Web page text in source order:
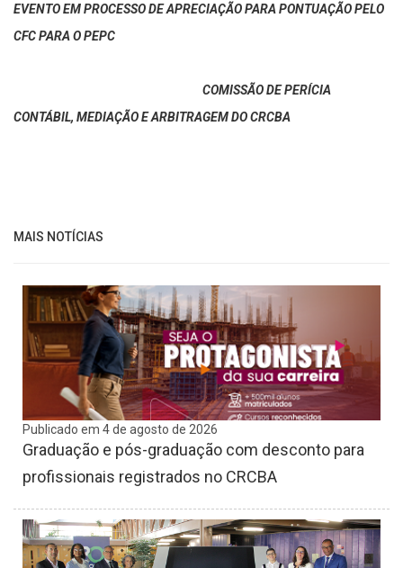
EVENTO EM PROCESSO DE APRECIAÇÃO PARA PONTUAÇÃO PELO
CFC PARA O PEPC
COMISSÃO DE PERÍCIA
CONTÁBIL, MEDIAÇÃO E ARBITRAGEM DO CRCBA
MAIS NOTÍCIAS
Publicado em 4 de agosto de 2026
Graduação e pós-graduação com desconto para
profissionais registrados no CRCBA